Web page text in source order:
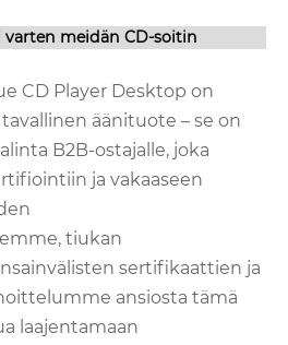
meidän CD-soitin
CD Player Desktop on
äänituote – se on
B2B-ostajalle, joka
ja vakaaseen
tiukan
sertifikaattien ja
ansiosta tämä
laajentamaan